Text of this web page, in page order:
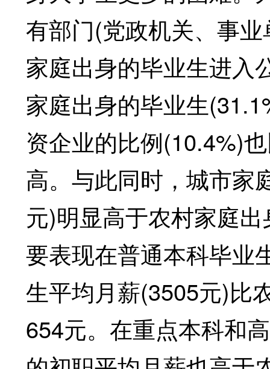
有部门(党政机关、事
家庭出身的毕业生进入
家庭出身的毕业生
资企业的比例(10.4%)
高。与此同时，城市家
元)明显高于农村家庭
要表现在普通本科毕业
生平均月薪(3505元)比
654元。在重点本科和